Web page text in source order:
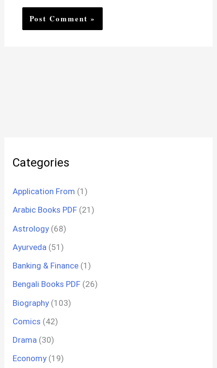
Categories
Application From (1)
Arabic Books PDF (21)
Astrology (68)
Ayurveda (51)
Banking & Finance (1)
Bengali Books PDF (26)
Biography (103)
Comics (42)
Drama (30)
Economy (19)